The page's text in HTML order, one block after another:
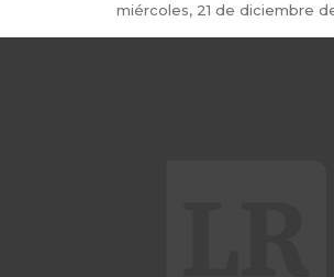
miércoles, 21 de diciembre